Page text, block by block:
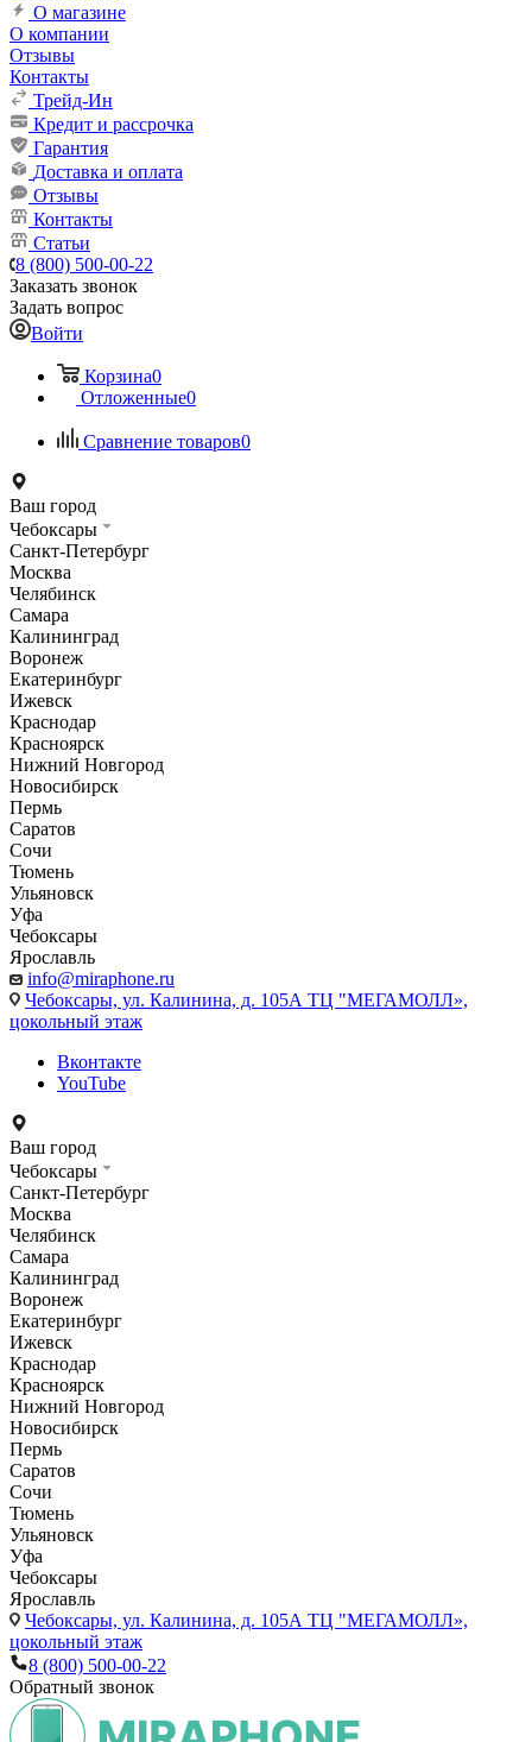
О магазине
О компании
Отзывы
Контакты
Трейд-Ин
Кредит и рассрочка
Гарантия
Доставка и оплата
Отзывы
Контакты
Статьи
8 (800) 500-00-22
Заказать звонок
Задать вопрос
Войти
Корзина0
Отложенные0
Сравнение товаров0
Ваш город
Чебоксары
Санкт-Петербург
Москва
Челябинск
Самара
Калининград
Воронеж
Екатеринбург
Ижевск
Краснодар
Красноярск
Нижний Новгород
Новосибирск
Пермь
Саратов
Сочи
Тюмень
Ульяновск
Уфа
Чебоксары
Ярославль
info@miraphone.ru
Чебоксары, ул. Калинина, д. 105А ТЦ "МЕГАМОЛЛ»,
цокольный этаж
Вконтакте
YouTube
Ваш город
Чебоксары
Санкт-Петербург
Москва
Челябинск
Самара
Калининград
Воронеж
Екатеринбург
Ижевск
Краснодар
Красноярск
Нижний Новгород
Новосибирск
Пермь
Саратов
Сочи
Тюмень
Ульяновск
Уфа
Чебоксары
Ярославль
Чебоксары, ул. Калинина, д. 105А ТЦ "МЕГАМОЛЛ»,
цокольный этаж
8 (800) 500-00-22
Обратный звонок